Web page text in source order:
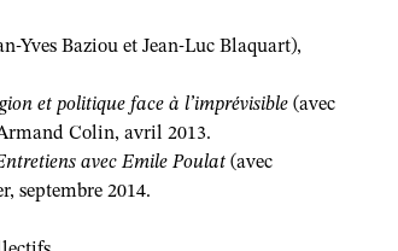
Yves Baziou et Jean-Luc Blaquart),
et politique face à l’imprévisible(avec
Colin, avril 2013.
avec Emile Poulat(avec
septembre 2014.